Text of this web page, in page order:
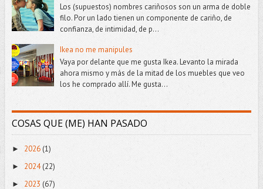
Los (supuestos) nombres cariñosos son un arma de doble
filo. Por un lado tienen un componente de cariño, de
confianza, de intimidad, de p...
Ikea no me manipules
Vaya por delante que me gusta Ikea. Levanto la mirada
ahora mismo y más de la mitad de los muebles que veo
los he comprado allí. Me gusta...
COSAS QUE (ME) HAN PASADO
► 2026(1)
► 2024(22)
► 2023 (67)